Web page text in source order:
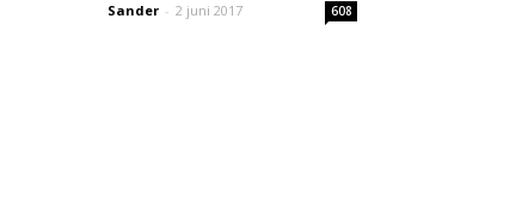
Sander - 2 juni 2017 608